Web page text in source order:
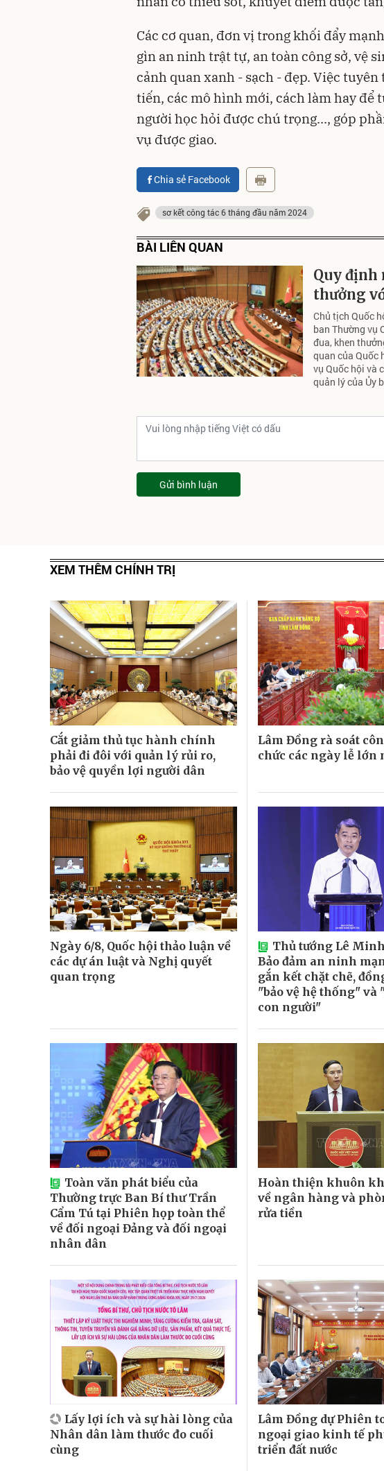
Các cơ quan, đơn vị trong khối đẩy
gìn an ninh trật tự, an toàn công sở, vệ
cảnh quan xanh - sạch - đẹp. Việc
tiến, các mô hình mới, cách làm hay để
người học hỏi được chú trọng..., góp
vụ được giao.
Chia sẻ Facebook
sơ kết công tác 6 tháng đầu năm 2024
BÀI LIÊN QUAN
Quy định
thưởng
Chủ tịch Quốc
ban Thường vụ
đua, khen
quan của Quốc
vụ Quốc hội và
quản lý của Ủy
Gửi bình luận
XEM THÊM CHÍNH TRỊ
Cắt giảm thủ tục hành chính
phải đi đôi với quản lý rủi ro,
bảo vệ quyền lợi người dân
Lâm Đồng rà soát
chức các ngày lễ lớn
Ngày 6/8, Quốc hội thảo luận về
các dự án luật và Nghị quyết
quan trọng
Thủ tướng Lê
Bảo đảm an ninh
gắn kết chặt chẽ,
"bảo vệ hệ thống" và
con người"
Toàn văn phát biểu của
Thường trực Ban Bí thư Trần
Cẩm Tú tại Phiên họp toàn thể
về đối ngoại Đảng và đối ngoại
nhân dân
Hoàn thiện khuôn
về ngân hàng và
rửa tiền
Lấy lợi ích và sự hài lòng của
Nhân dân làm thước đo cuối
cùng
Lâm Đồng dự Phiên
ngoại giao kinh tế
triển đất nước